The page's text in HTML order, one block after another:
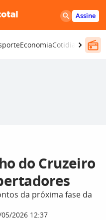
Assine
EconomiaCotidiano
do Cruzeiro
da próxima fase da
2026 12:37